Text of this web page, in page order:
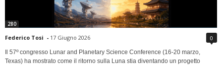
280
Federico Tosi - 17 Giugno 2026 0
Il 57º congresso Lunar and Planetary Science Conference (16-20 marzo,
Texas) ha mostrato come il ritorno sulla Luna stia diventando un progetto